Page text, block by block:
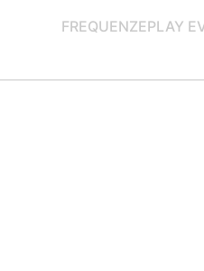
FREQUENZEPLAY